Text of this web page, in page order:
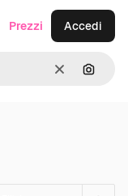
CancellaCerca
Prezzi Accedi